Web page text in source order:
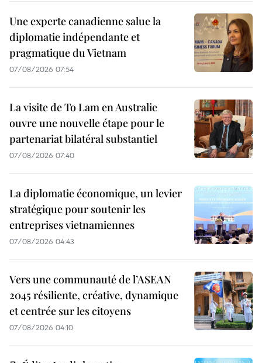
Une experte canadienne salue la
diplomatie indépendante et
pragmatique du Vietnam
07/08/2026 07:54
La visite de To Lam en Australie
ouvre une nouvelle étape pour le
partenariat bilatéral substantiel
07/08/2026 07:40
La diplomatie économique, un levier
stratégique pour soutenir les
entreprises vietnamiennes
07/08/2026 04:43
Vers une communauté de l’ASEAN
2045 résiliente, créative, dynamique
et centrée sur les citoyens
07/08/2026 04:10